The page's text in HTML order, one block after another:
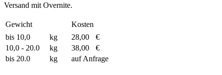
Versand mit Overnite.
Gewicht
Kosten
bis 10,0
kg 28,00
€
10,0 - 20.0
kg 38,00
€
bis 20.0
kg auf Anfrage